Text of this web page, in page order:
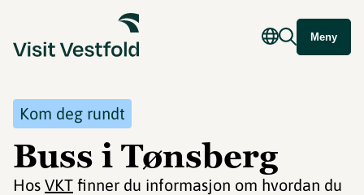
Meny
Kom deg rundt
Buss i Tønsberg
Hos VKT finner du informasjon om hvordan du